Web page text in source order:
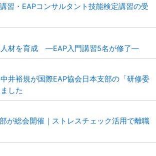
習・EAPコンサルタント技能検定講習の受
人材を育成 ―EAP入門講習5名が修了―
中井裕規が国際EAP協会日本支部の「研修委
した
が総会開催｜ストレスチェック活用で離職